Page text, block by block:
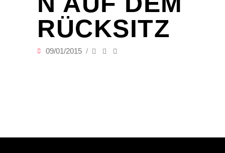
RÜCKSITZ
09/01/2015